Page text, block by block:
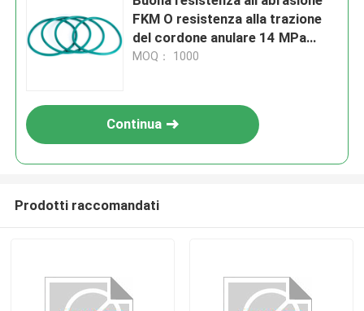
FKM O resistenza alla trazione
del cordone anulare 14 MPa
Adatta a ambienti difficili e
MOQ： 1000
Continua
Prodotti raccomandati